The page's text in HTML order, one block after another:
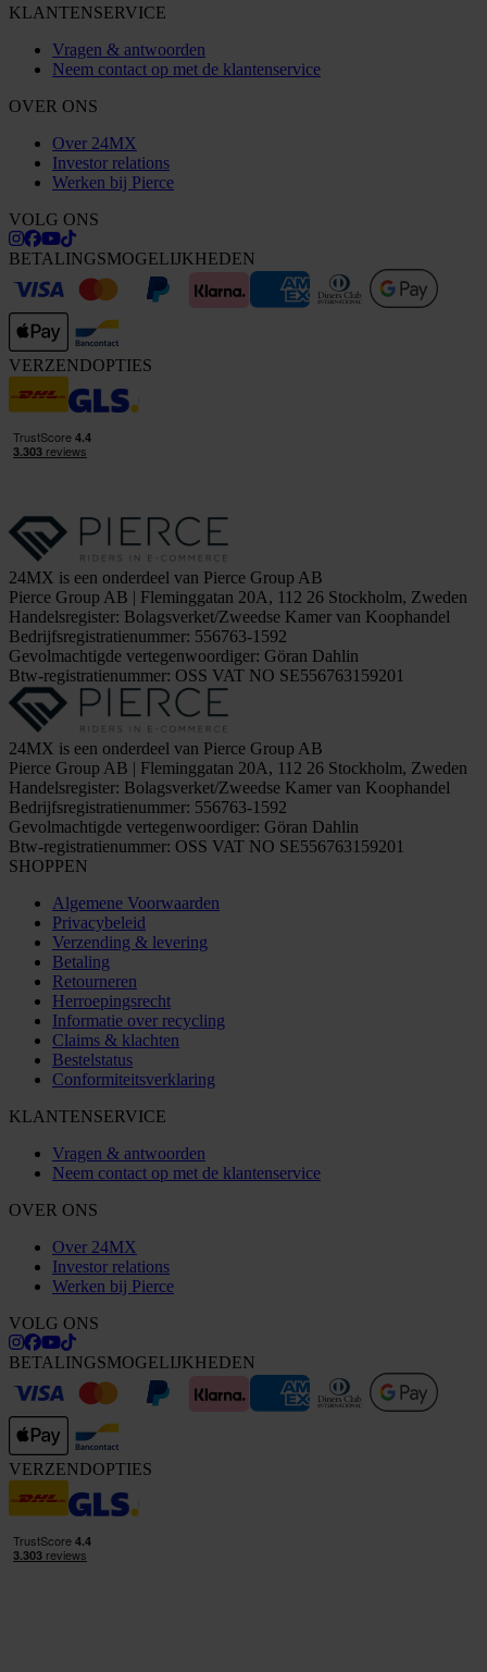
KLANTENSERVICE
Vragen & antwoorden
Neem contact op met de klantenservice
OVER ONS
Over 24MX
Investor relations
Werken bij Pierce
VOLG ONS
BETALINGSMOGELIJKHEDEN
VERZENDOPTIES
24MX is een onderdeel van Pierce Group AB
Pierce Group AB | Fleminggatan 20A, 112 26 Stockholm, Zweden
Handelsregister: Bolagsverket/Zweedse Kamer van Koophandel
Bedrijfsregistratienummer: 556763-1592
Gevolmachtigde vertegenwoordiger: Göran Dahlin
Btw-registratienummer: OSS VAT NO SE556763159201
24MX is een onderdeel van Pierce Group AB
Pierce Group AB | Fleminggatan 20A, 112 26 Stockholm, Zweden
Handelsregister: Bolagsverket/Zweedse Kamer van Koophandel
Bedrijfsregistratienummer: 556763-1592
Gevolmachtigde vertegenwoordiger: Göran Dahlin
Btw-registratienummer: OSS VAT NO SE556763159201
SHOPPEN
Algemene Voorwaarden
Privacybeleid
Verzending & levering
Betaling
Retourneren
Herroepingsrecht
Informatie over recycling
Claims & klachten
Bestelstatus
Conformiteitsverklaring
KLANTENSERVICE
Vragen & antwoorden
Neem contact op met de klantenservice
OVER ONS
Over 24MX
Investor relations
Werken bij Pierce
VOLG ONS
BETALINGSMOGELIJKHEDEN
VERZENDOPTIES